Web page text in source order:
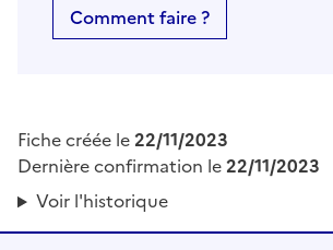
Comment faire ?
Fiche créée le22/11/2023
Dernière confirmation le22/11/2023
Voir l'historique